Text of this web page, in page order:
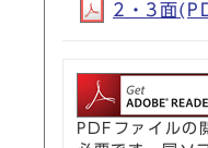
2・3面
PDFファイル